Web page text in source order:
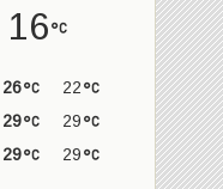
16
22
26
29
29
29
29